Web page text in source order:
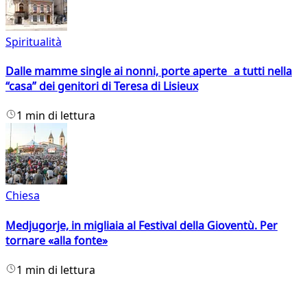
Spiritualità
Dalle mamme single ai nonni, porte aperte a tutti nella
“casa” dei genitori di Teresa di Lisieux
1 min di lettura
Chiesa
Medjugorje, in migliaia al Festival della Gioventù. Per
tornare «alla fonte»
1 min di lettura